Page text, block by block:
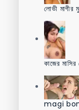
লোভী মাগীর
কাজের মাসির
magi bon